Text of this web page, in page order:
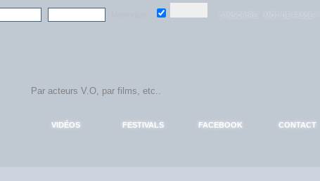
VIDÉOS FESTIVALS FACEBOOK CONTACT